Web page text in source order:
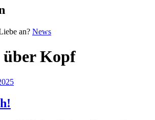
an? NewsHerzen
über Kopf